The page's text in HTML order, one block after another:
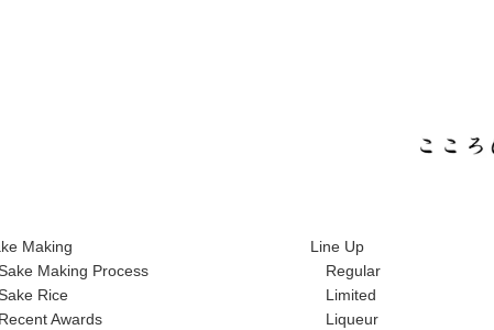
Making
Making Process
Rice
Recent Awards
Line Up
Regular
Limited
Liqueur